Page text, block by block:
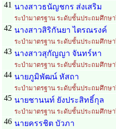
41 นางสาวธนัญชกร ส่งเสริม
ระบำมาตรฐาน ระดับชั้นประถมศึกษา
42 นางสาวสิริกันยา ไตรณรงค์
ระบำมาตรฐาน ระดับชั้นประถมศึกษา
43 นางสาวสุกัญญา จันทร์หา
ระบำมาตรฐาน ระดับชั้นประถมศึกษา
44 นายภูมิพัฒน์ หัสถา
ระบำมาตรฐาน ระดับชั้นประถมศึกษา
45 นายชานนท์ ยังประสิทธิ์กุล
ระบำมาตรฐาน ระดับชั้นประถมศึกษา
46 นายครรชิต บัวภา